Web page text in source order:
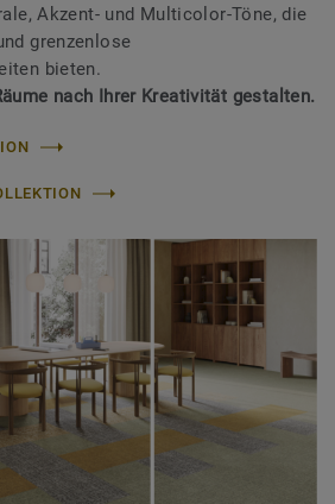
Akzent- und Multicolor-Töne, die
grenzenlose
bieten.
nach Ihrer Kreativität gestalten.